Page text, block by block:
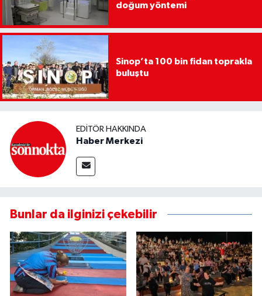
doğum yöntemi
Sinop’ta 100 bin fidan toprakla
buluştu
EDITÖR HAKKINDA
Haber Merkezi
Bunlar da ilginizi çekebilir